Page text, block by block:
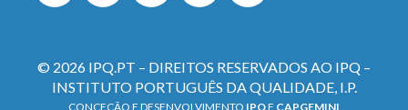
© 2026 IPQ.PT – DIREITOS RESERVADOS AO IPQ –
INSTITUTO PORTUGUÊS DA QUALIDADE, I.P.
CONCEÇÃO E DESENVOLVIMENTO IPQE CAPGEMINI